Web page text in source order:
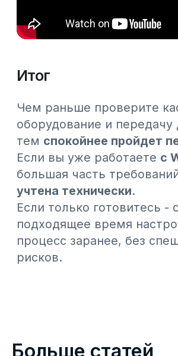
разрешить учитывать при расчете КПН
Налоговый кодекс. Один из вопросов,
вошедших в документ, напрямую касается
бизнеса, который работает с маркированными
16.07.2026
прайс-листов. На одной кассе можно